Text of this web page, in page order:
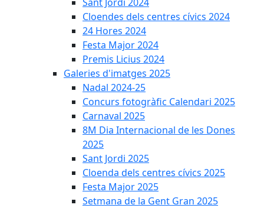
Cloendes dels centres cívics 2024
24 Hores 2024
Festa Major 2024
Premis Licius 2024
Galeries d'imatges 2025
Nadal 2024-25
Concurs fotogràfic Calendari 2025
Carnaval 2025
8M Dia Internacional de les Dones
2025
Sant Jordi 2025
Cloenda dels centres cívics 2025
Festa Major 2025
Setmana de la Gent Gran 2025